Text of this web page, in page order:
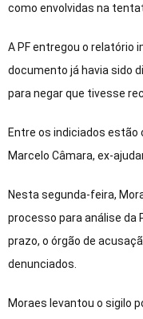
como envolvidas na
A PF entregou o relatório
documento já havia sido
para negar que tivesse
Entre os indiciados estão
Marcelo Câmara, ex-
Nesta segunda-feira,
processo para análise da
prazo, o órgão de
denunciados.
Moraes levantou o sigilo